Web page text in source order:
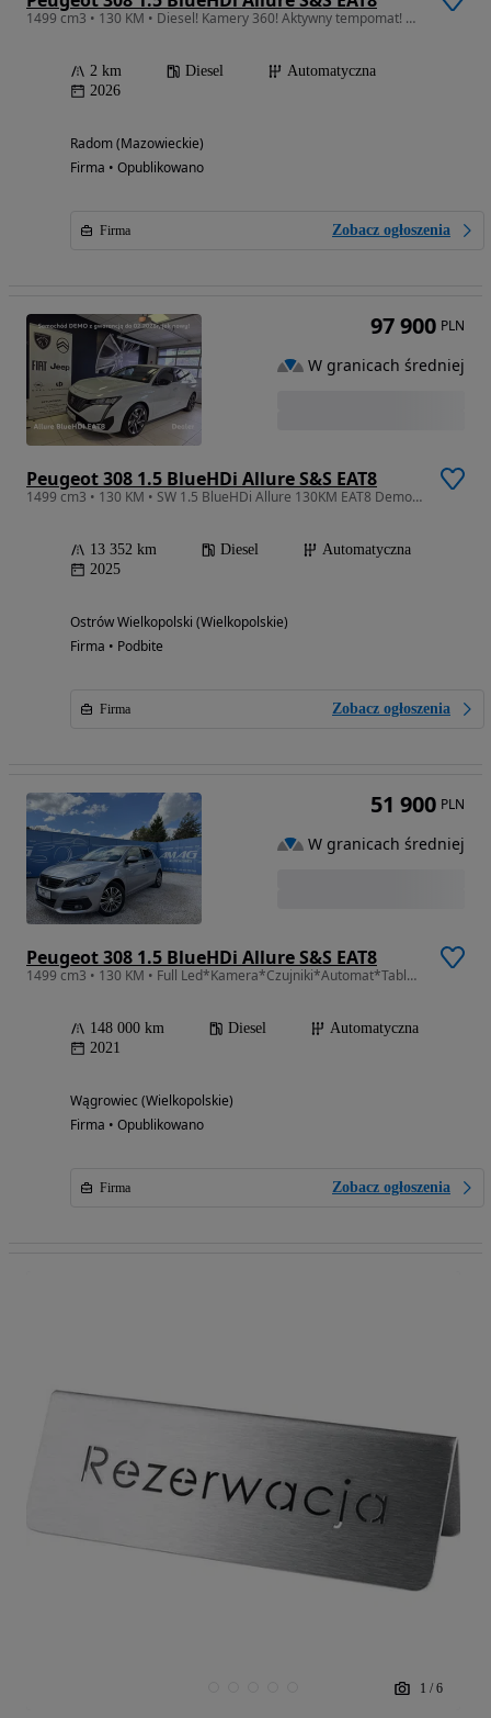
1499 cm3 • 130 KM • Diesel! Kamery 360! Aktywny tempomat! CarPlay!
2 km Diesel
Automatyczna
2026
Radom (Mazowieckie)
Firma • Opublikowano
Firma Zobacz ogłoszenia
Peugeot 308 1.5 BlueHDi Allure S&S EAT8
1499 cm3 • 130 KM • SW 1.5 BlueHDi Allure 130KM EAT8 Demo Dealer Gwarancja Leas.101,8%
13 352 km Diesel
Automatyczna
2025
Ostrów Wielkopolski (Wielkopolskie)
Firma • Podbite
Firma Zobacz ogłoszenia
97 900 PLN
W granicach średniej
Peugeot 308 1.5 BlueHDi Allure S&S EAT8
1499 cm3 • 130 KM • Full Led*Kamera*Czujniki*Automat*Tablet*Nawi*Klima*Gwarancja w cenie*
148 000 km Diesel
Automatyczna
2021
Wągrowiec (Wielkopolskie)
Firma • Opublikowano
Firma Zobacz ogłoszenia
51 900 PLN
W granicach średniej
1 / 6